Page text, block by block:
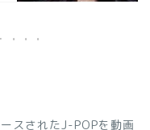
スされたJ-POPを動画